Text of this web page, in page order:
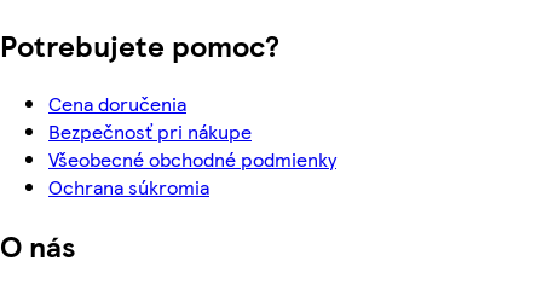
Potrebujete pomoc?
Cena doručenia
Bezpečnosť pri nákupe
Všeobecné obchodné podmienky
Ochrana súkromia
O nás